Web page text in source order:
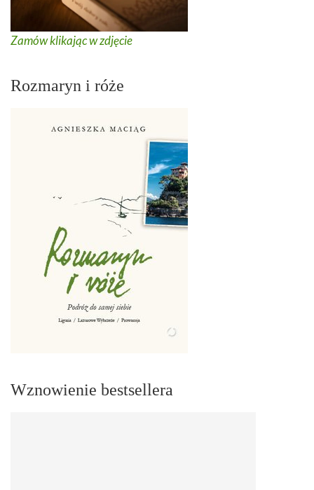
Zamów klikając w zdjęcie
Rozmaryn i róże
Wznowienie bestsellera